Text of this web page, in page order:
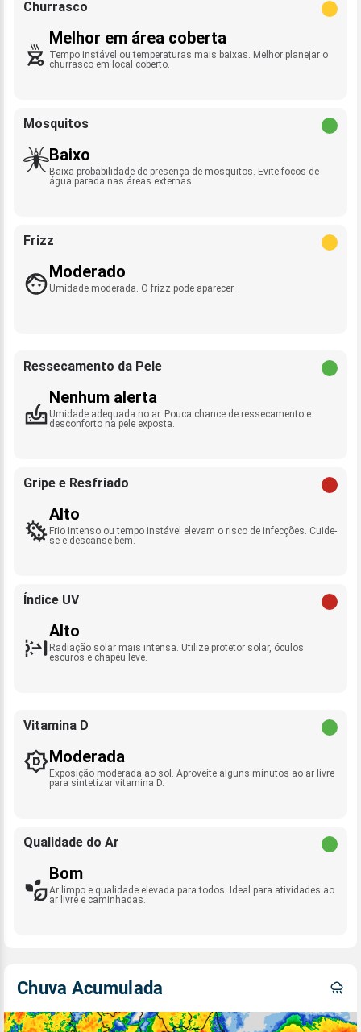
Churrasco
Melhor em área coberta
Tempo instável ou temperaturas mais baixas. Melhor planejar o
churrasco em local coberto.
Mosquitos
Baixo
Baixa probabilidade de presença de mosquitos. Evite focos de
água parada nas áreas externas.
Frizz
Moderado
Umidade moderada. O frizz pode aparecer.
Ressecamento da Pele
Nenhum alerta
Umidade adequada no ar. Pouca chance de ressecamento e
desconforto na pele exposta.
Gripe e Resfriado
Alto
Frio intenso ou tempo instável elevam o risco de infecções. Cuide-
se e descanse bem.
Índice UV
Alto
Radiação solar mais intensa. Utilize protetor solar, óculos
escuros e chapéu leve.
Vitamina D
Moderada
Exposição moderada ao sol. Aproveite alguns minutos ao ar livre
para sintetizar vitamina D.
Qualidade do Ar
Bom
Ar limpo e qualidade elevada para todos. Ideal para atividades ao
ar livre e caminhadas.
Chuva Acumulada